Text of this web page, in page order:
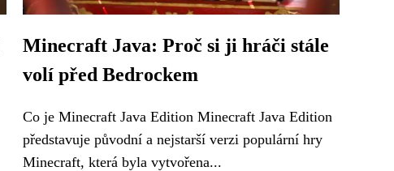
Minecraft Java: Proč si ji hráči stále
volí před Bedrockem
Co je Minecraft Java Edition Minecraft Java Edition
představuje původní a nejstarší verzi populární hry
Minecraft, která byla vytvořena...